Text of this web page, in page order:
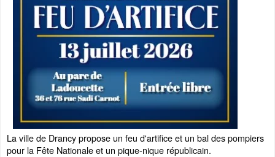
La ville de Drancy propose un feu d'artifice et un bal des pompiers
pour la Fête Nationale et un pique-nique républicain.